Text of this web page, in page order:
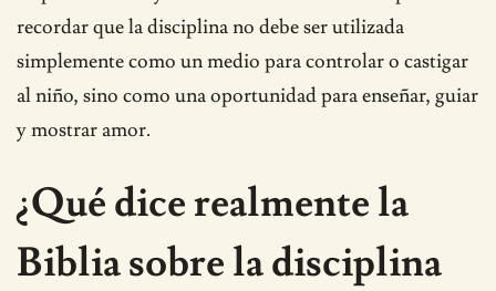
recordar que la disciplina no debe ser utilizada
simplemente como un medio para controlar o castigar
al niño, sino como una oportunidad para enseñar, guiar
y mostrar amor.
¿Qué dice realmente la
Biblia sobre la disciplina